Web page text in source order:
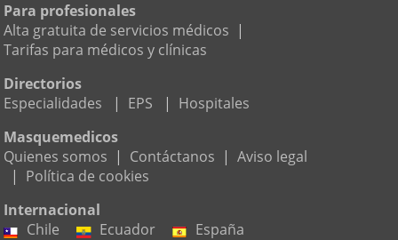
Para profesionales
Alta gratuita de servicios médicos |
Tarifas para médicos y clínicas
Directorios
Especialidades
| EPS | Hospitales
Masquemedicos
Quienes somos | Contáctanos | Aviso legal
| Política de cookies
Internacional
Chile
Ecuador
España